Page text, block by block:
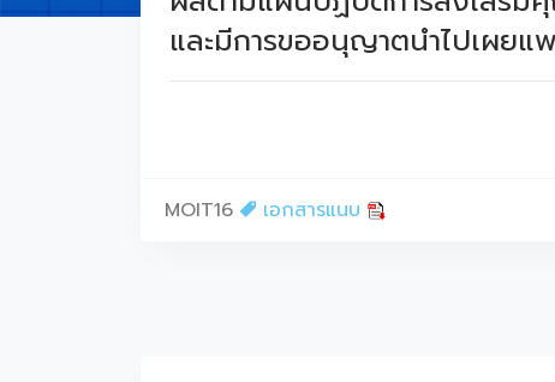
และมีการขออนุญาตนำไปเผย
MOIT16 เอกสารแนบ